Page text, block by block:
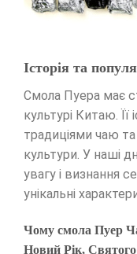
Історія та
Смола Пуера має
культурі Китаю. Її
традиціями чаю
культури. У наші
увагу і визнання
унікальні
Чому смола Пуер
Новий Рік,